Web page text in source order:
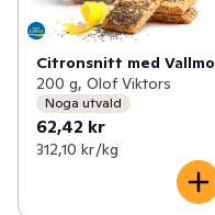
Citronsnitt med Vallmo
200 g, Olof Viktors
Noga utvald
62,42 kr
312,10 kr /kg